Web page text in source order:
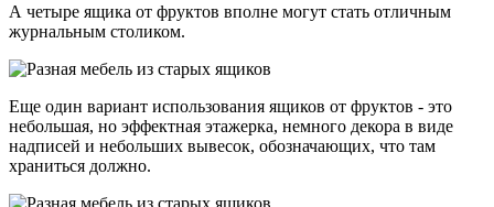
А четыре ящика от фруктов вполне могут стать отличным
журнальным столиком.
Еще один вариант использования ящиков от фруктов - это
небольшая, но эффектная этажерка, немного декора в виде
надписей и небольших вывесок, обозначающих, что там
храниться должно.